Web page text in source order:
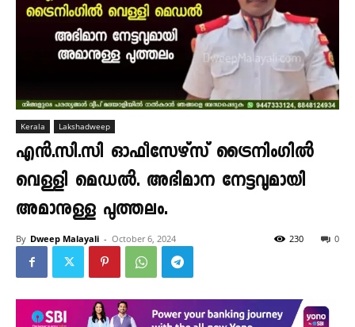
Kerala Lakshadweep
എൻ.സി.സി ഓഫീസേഴ്സ് ട്രൈനിംഗിൽ
വെള്ളി മെഡൽ. അഭിമാന നേട്ടവുമായി
അമാനുള്ള പുത്തലം.
By Dweep Malayali - October 6, 2024 0
230